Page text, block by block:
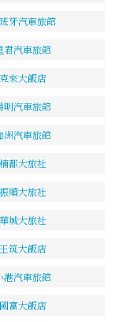
牙汽車旅館
君汽車旅館
克來大飯店
明汽車旅館
洲汽車旅館
楠都大旅社
振順大旅社
華城大旅社
王筑大飯店
港汽車旅館
國富大飯店